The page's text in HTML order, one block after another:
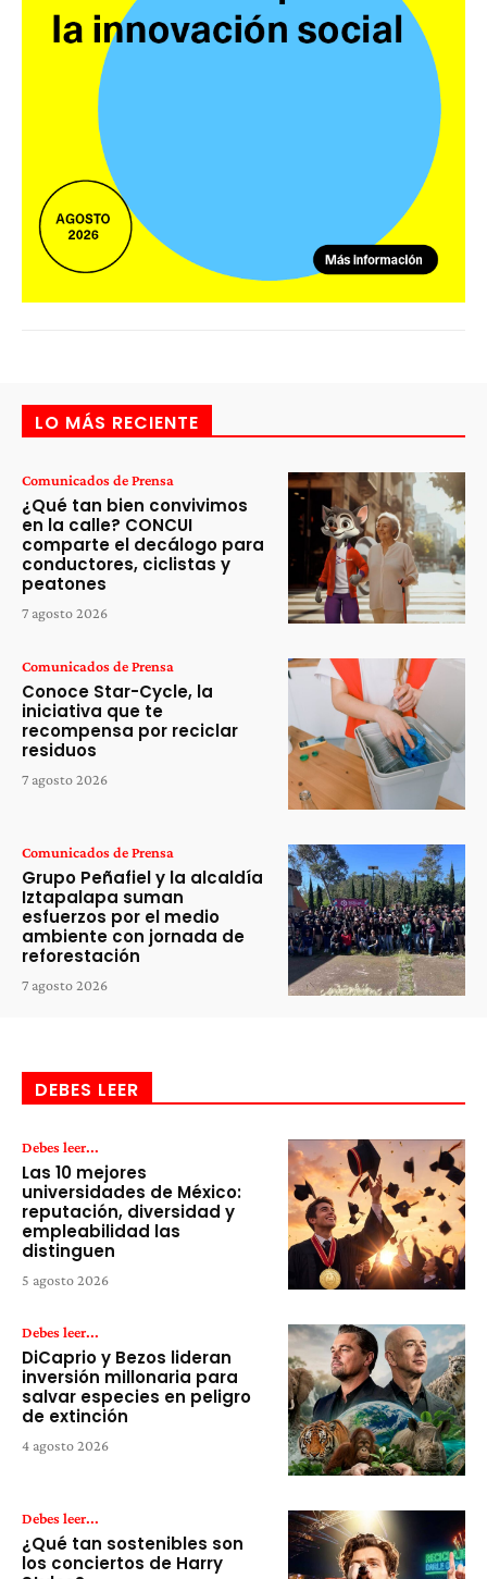
LO MÁS RECIENTE
Comunicados de Prensa
¿Qué tan bien convivimos
en la calle? CONCUI
comparte el decálogo para
conductores, ciclistas y
peatones
7 agosto 2026
Comunicados de Prensa
Conoce Star-Cycle, la
iniciativa que te
recompensa por reciclar
residuos
7 agosto 2026
Comunicados de Prensa
Grupo Peñafiel y la alcaldía
Iztapalapa suman
esfuerzos por el medio
ambiente con jornada de
reforestación
7 agosto 2026
DEBES LEER
Debes leer...
Las 10 mejores
universidades de México:
reputación, diversidad y
empleabilidad las
distinguen
5 agosto 2026
Debes leer...
DiCaprio y Bezos lideran
inversión millonaria para
salvar especies en peligro
de extinción
4 agosto 2026
Debes leer...
¿Qué tan sostenibles son
los conciertos de Harry